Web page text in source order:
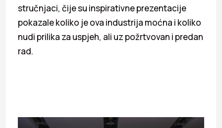
stručnjaci, čije su inspirativne prezentacije
pokazale koliko je ova industrija moćna i koliko
nudi prilika za uspjeh, ali uz požrtvovan i predan
rad.